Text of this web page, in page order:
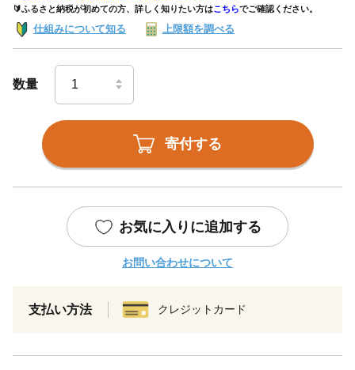
🔰ふるさと納税が初めての方、詳しく知りたい方はこちらでご確認ください。
仕組みについて知る 上限額を調べる
数量
寄付する
お気に入りに追加する
お問い合わせについて
支払い方法 クレジットカード